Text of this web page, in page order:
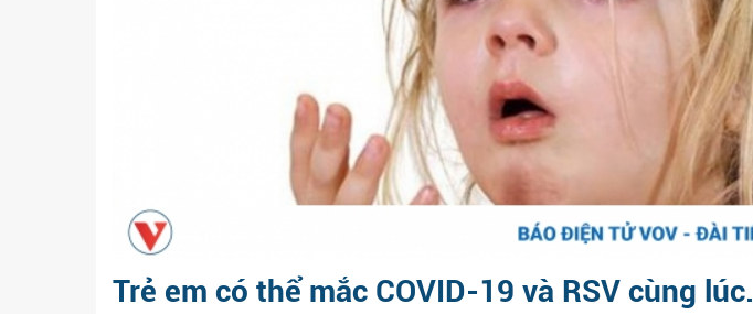
Trẻ em có thể mắc COVID-19 và RSV cùng lúc.